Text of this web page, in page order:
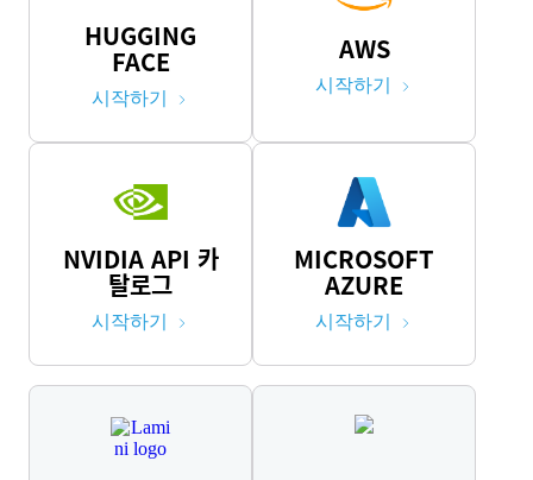
HUGGING
FACE
시작하기
AWS
시작하기
NVIDIA API 카
탈로그
시작하기
MICROSOFT
AZURE
시작하기